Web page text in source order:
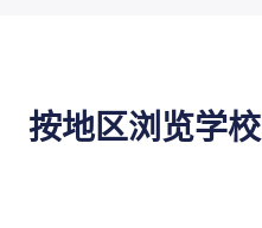
按地区浏览学校